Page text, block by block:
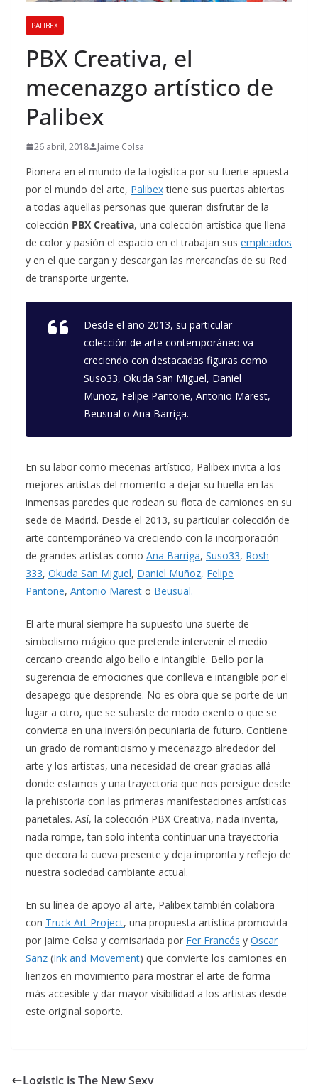
PALIBEX
PBX Creativa, el
mecenazgo artístico de
Palibex
26 abril, 2018 Jaime Colsa
Pionera en el mundo de la logística por su fuerte apuesta
por el mundo del arte, Palibextiene sus puertas abiertas
a todas aquellas personas que quieran disfrutar de la
colección PBX Creativa, una colección artística que llena
de color y pasión el espacio en el trabajan sus empleados
y en el que cargan y descargan las mercancías de su Red
de transporte urgente.
Desde el año 2013, su particular
colección de arte contemporáneo va
creciendo con destacadas figuras como
Suso33, Okuda San Miguel, Daniel
Muñoz, Felipe Pantone, Antonio Marest,
Beusual o Ana Barriga.
En su labor como mecenas artístico, Palibex invita a los
mejores artistas del momento a dejar su huella en las
inmensas paredes que rodean su flota de camiones en su
sede de Madrid. Desde el 2013, su particular colección de
arte contemporáneo va creciendo con la incorporación
de grandes artistas como Ana Barriga, Suso33, Rosh
333, Okuda San Miguel, Daniel Muñoz, Felipe
Pantone, Antonio Marest o Beusual.
El arte mural siempre ha supuesto una suerte de
simbolismo mágico que pretende intervenir el medio
cercano creando algo bello e intangible. Bello por la
sugerencia de emociones que conlleva e intangible por el
desapego que desprende. No es obra que se porte de un
lugar a otro, que se subaste de modo exento o que se
convierta en una inversión pecuniaria de futuro. Contiene
un grado de romanticismo y mecenazgo alrededor del
arte y los artistas, una necesidad de crear gracias allá
donde estamos y una trayectoria que nos persigue desde
la prehistoria con las primeras manifestaciones artísticas
parietales. Así, la colección PBX Creativa, nada inventa,
nada rompe, tan solo intenta continuar una trayectoria
que decora la cueva presente y deja impronta y reflejo de
nuestra sociedad cambiante actual.
En su línea de apoyo al arte, Palibex también colabora
con Truck Art Project, una propuesta artística promovida
por Jaime Colsa y comisariada por Fer Francés y Oscar
Sanz (Ink and Movement) que convierte los camiones en
lienzos en movimiento para mostrar el arte de forma
más accesible y dar mayor visibilidad a los artistas desde
este original soporte.
Logistic is The New Sexy